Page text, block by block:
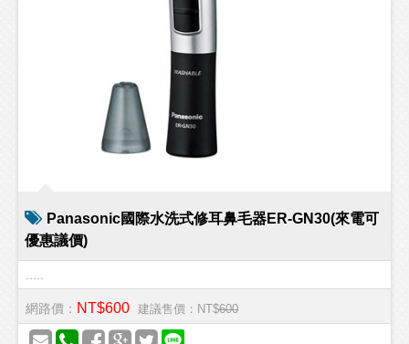
Panasonic國際水洗式修耳鼻毛器ER-GN30(來電可
優惠議價)
網路價： NT$600 建議售價：NT$600